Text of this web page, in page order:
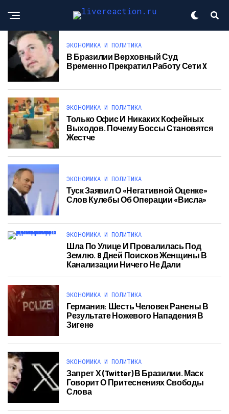
ЭКОНОМИКА И ПОЛИТИКА
В Бразилии Верховный Суд
Временно Прекратил Работу Сети X
ЭКОНОМИКА И ПОЛИТИКА
Только Офис И Никаких Кофейных
Выходов. Почему Боссы Становятся
Жестче
ЭКОНОМИКА И ПОЛИТИКА
Туск Заявил О «негативной Оценке»
Слов Кулебы Об Операции «Висла»
ЭКОНОМИКА И ПОЛИТИКА
Шла По Улице И Провалилась Под
Землю. 8 Дней Поисков Женщины В
Канализации Ничего Не Дали
ЭКОНОМИКА И ПОЛИТИКА
Германия: Шесть Человек Ранены В
Результате Ножевого Нападения В
Зигене
ЭКОНОМИКА И ПОЛИТИКА
Запрет Х (Twitter) В Бразилии. Маск
Говорит О Притеснениях Свободы
Слова